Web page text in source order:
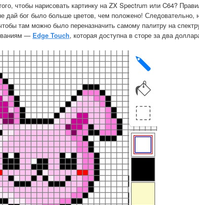
чтобы нарисовать картинку на ZX Spectrum или C64?
дай бог было больше цветов, чем положено! Следовательно,
там можно было переназначить самому палитру на
— Edge Touch, которая доступна в сторе за два